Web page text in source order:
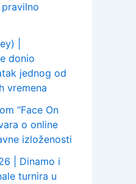
|
donio
jednog od
vremena
“Face On
o online
izloženosti
| Dinamo i
turnira u